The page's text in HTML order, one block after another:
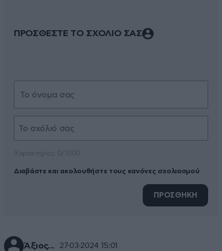
ΠΡΟΣΘΕΣΤΕ ΤΟ ΣΧΟΛΙΟ ΣΑΣ
Διαβάστε και ακολουθήστε τους κανόνες σχολιασμού
ΠΡΟΣΘΗΚΗ
Άξιος... 27·03·2024 15:01